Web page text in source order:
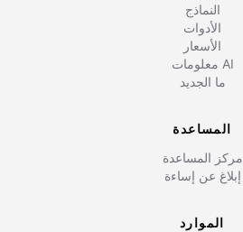
النماذج
الأدوات
الأسعار
معلومات AI
ما الجديد
المساعدة
مركز المساعدة
إبلاغ عن إساءة
الموارد